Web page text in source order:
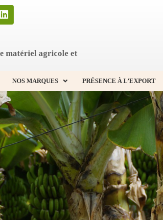
matériel agricole et
NOS MARQUES PRÉSENCE À L’EXPORT